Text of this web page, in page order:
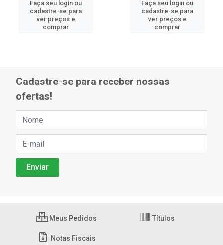
Faça seu login ou
cadastre-se para
ver preços e
comprar
Faça seu login ou
cadastre-se para
ver preços e
comprar
Cadastre-se para receber nossas
ofertas!
Meus Pedidos Títulos
Notas Fiscais